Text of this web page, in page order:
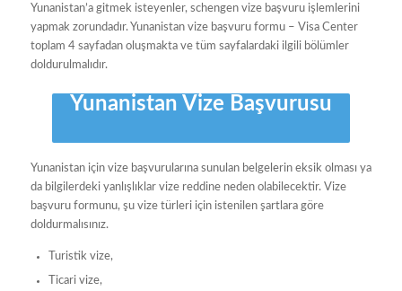
Yunanistan’a gitmek isteyenler, schengen vize başvuru işlemlerini
yapmak zorundadır. Yunanistan vize başvuru formu – Visa Center
toplam 4 sayfadan oluşmakta ve tüm sayfalardaki ilgili bölümler
doldurulmalıdır.
Yunanistan Vize Başvurusu
Yunanistan için vize başvurularına sunulan belgelerin eksik olması ya
da bilgilerdeki yanlışlıklar vize reddine neden olabilecektir. Vize
başvuru formunu, şu vize türleri için istenilen şartlara göre
doldurmalısınız.
Turistik vize,
Ticari vize,